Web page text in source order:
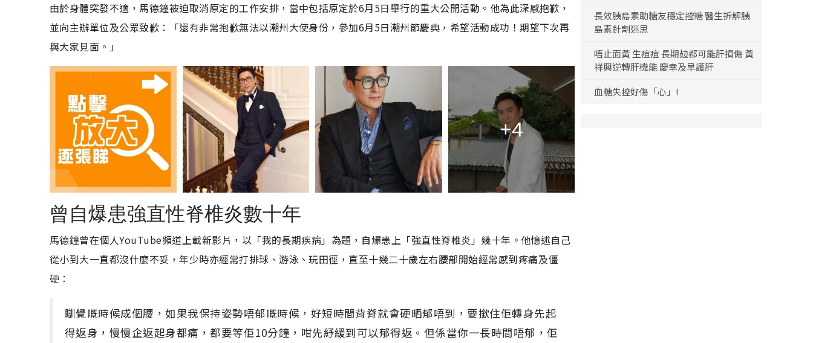
由於身體突發不適，馬德鐘被迫取消原定的工作安排，當中包括原定於6月5日舉行的重大公開活動。他為此深感抱歉，
並向主辦單位及公眾致歉：「還有非常抱歉無法以潮州大使身份，參加6月5日潮州節慶典，希望活動成功！期望下次再
與大家見面。」
+4
曾自爆患強直性脊椎炎數十年
馬德鐘曾在個人YouTube頻道上載新影片，以「我的長期疾病」為題，自爆患上「強直性脊椎炎」幾十年。他憶述自己
從小到大一直都沒什麼不妥，年少時亦經常打排球、游泳、玩田徑，直至十幾二十歲左右腰部開始經常感到疼痛及僵
硬：
瞓覺嘅時候成個腰，如果我保持姿勢唔郁嘅時候，好短時間背脊就會硬晒郁唔到，要撳住佢轉身先起
得返身，慢慢企返起身都痛，都要等佢10分鐘，咁先紓緩到可以郁得返。但係當你一長時間唔郁，佢
長效胰島素助糖友穩定控糖 醫生拆解胰
島素針劑迷思
唔止面黃 生痘痘 長期攰都可能肝損傷 黃
祥興逆轉肝機能 慶幸及早護肝
血糖失控好傷「心」!